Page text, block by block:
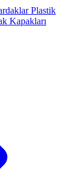
Plastik
Kapakları